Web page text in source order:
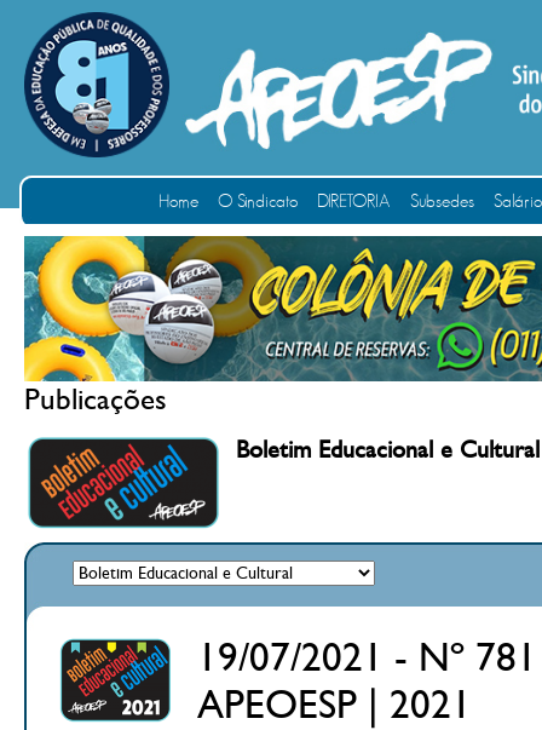
Home O Sindicato DIRETORIA Subsedes
Publicações
Boletim Educacional e Cultural
19/07/2021 - Nº
APEOESP | 2021